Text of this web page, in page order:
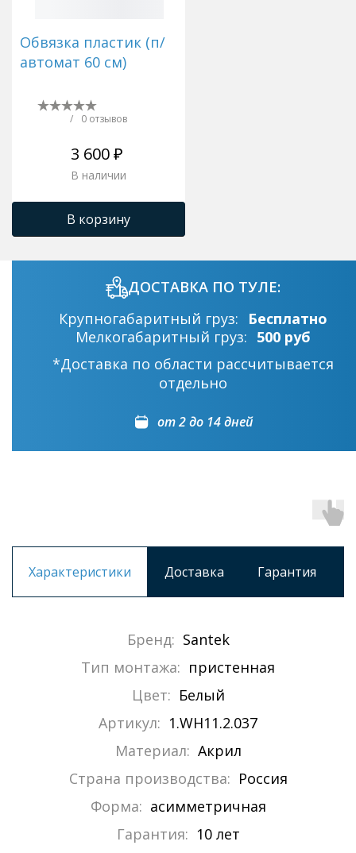
ДОСТАВКА ПО ТУЛЕ:
Крупногабаритный груз:
Бесплатно
Мелкогабаритный груз: 500 руб
*Доставка по области рассчитывается
отдельно
от 2 до 14 дней
Обвязка пластик (п/
автомат 60 см)
/ 0 отзывов
3 600 ₽
В наличии
В корзину
Характеристики Доставка Гарантия
Бренд: Santek
Тип монтажа: пристенная
Цвет: Белый
Артикул: 1.WH11.2.037
Материал: Акрил
Страна производства: Россия
Форма: асимметричная
Гарантия: 10 лет